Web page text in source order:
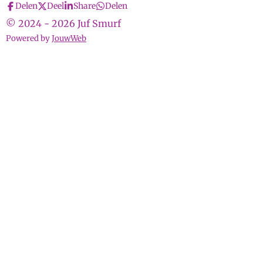
Delen Deel Share Delen
© 2024 - 2026 Juf Smurf
Powered byJouwWeb